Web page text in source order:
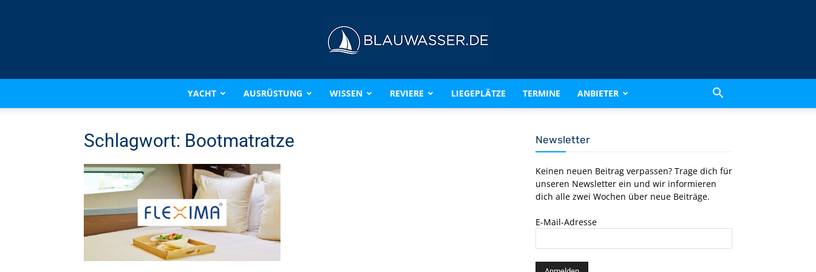
BLAUWASSER.DE
YACHT AUSRÜSTUNG WISSEN REVIERE LIEGEPLÄTZE TERMINE ANBIETER
Schlagwort: Bootmatratze Newsletter
Keinen neuen Beitrag verpassen? Trage dich für
unseren Newsletter ein und wir informieren
dich alle zwei Wochen über neue Beiträge.
E-Mail-Adresse